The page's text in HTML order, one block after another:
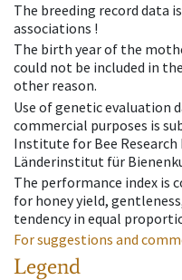
The breeding record data
associations !
The birth year of the
could not be included in
other reason.
Use of genetic evaluation
commercial purposes is
Institute for Bee Research
Länderinstitut für
The performance index is
for honey yield,
tendency in equal
For suggestions and
Legend